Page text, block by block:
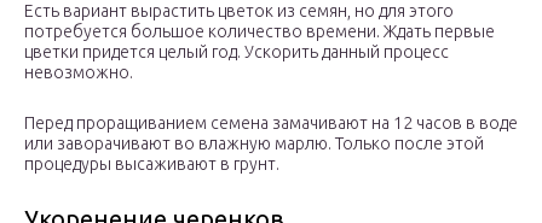
Есть вариант вырастить цветок из семян, но для этого
потребуется большое количество времени. Ждать первые
цветки придется целый год. Ускорить данный процесс
невозможно.
Перед проращиванием семена замачивают на 12 часов в воде
или заворачивают во влажную марлю. Только после этой
процедуры высаживают в грунт.